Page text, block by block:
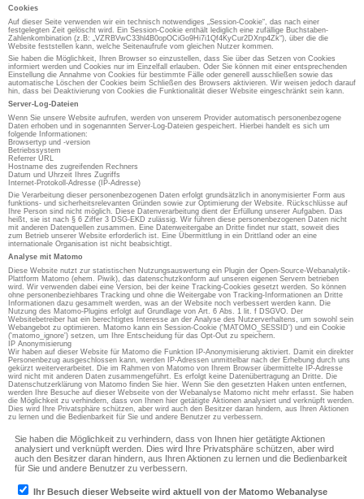
Cookies
Auf dieser Seite verwenden wir ein technisch notwendiges „Session-Cookie“, das nach einer
festgelegten Zeit gelöscht wird. Ein Session-Cookie enthält lediglich eine zufällige Buchstaben-
Zahlenkombination (z.B: „VZRBVwC33hl4B0opOCiGo9Hi7i1Qf4KyCur2DXnp4Zk“), über die die
Website feststellen kann, welche Seitenaufrufe vom gleichen Nutzer kommen.
Sie haben die Möglichkeit, Ihren Browser so einzustellen, dass Sie über das Setzen von Cookies
informiert werden und Cookies nur im Einzelfall erlauben. Oder Sie können mit einer entsprechenden
Einstellung die Annahme von Cookies für bestimmte Fälle oder generell ausschließen sowie das
automatische Löschen der Cookies beim Schließen des Browsers aktivieren. Wir weisen jedoch darauf
hin, dass bei Deaktivierung von Cookies die Funktionalität dieser Website eingeschränkt sein kann.
Server-Log-Dateien
Wenn Sie unsere Website aufrufen, werden von unserem Provider automatisch personenbezogene
Daten erhoben und in sogenannten Server-Log-Dateien gespeichert. Hierbei handelt es sich um
folgende Informationen:
Browsertyp und -version
Betriebssystem
Referrer URL
Hostname des zugreifenden Rechners
Datum und Uhrzeit Ihres Zugriffs
Internet-Protokoll-Adresse (IP-Adresse)
Die Verarbeitung dieser personenbezogenen Daten erfolgt grundsätzlich in anonymisierter Form aus
funktions- und sicherheitsrelevanten Gründen sowie zur Optimierung der Website. Rückschlüsse auf
Ihre Person sind nicht möglich. Diese Datenverarbeitung dient der Erfüllung unserer Aufgaben. Das
heißt, sie ist nach § 6 Ziffer 3 DSG-EKD zulässig. Wir führen diese personenbezogenen Daten nicht
mit anderen Datenquellen zusammen. Eine Datenweitergabe an Dritte findet nur statt, soweit dies
zum Betrieb unserer Website erforderlich ist. Eine Übermittlung in ein Drittland oder an eine
internationale Organisation ist nicht beabsichtigt.
Analyse mit Matomo
Diese Website nutzt zur statistischen Nutzungsauswertung ein Plugin der Open-Source-Webanalytik-
Plattform Matomo (ehem. Piwik), das datenschutzkonform auf unseren eigenen Servern betrieben
wird. Wir verwenden dabei eine Version, bei der keine Tracking-Cookies gesetzt werden. So können
ohne personenbeziehbares Tracking und ohne die Weitergabe von Tracking-Informationen an Dritte
Informationen dazu gesammelt werden, was an der Website noch verbessert werden kann. Die
Nutzung des Matomo-Plugins erfolgt auf Grundlage von Art. 6 Abs. 1 lit. f DSGVO. Der
Websitebetreiber hat ein berechtigtes Interesse an der Analyse des Nutzerverhaltens, um sowohl sein
Webangebot zu optimieren. Matomo kann ein Session-Cookie ('MATOMO_SESSID') und ein Cookie
('matomo_ignore') setzen, um Ihre Entscheidung für das Opt-Out zu speichern.
IP Anonymisierung
Wir haben auf dieser Website für Matomo die Funktion IP-Anonymisierung aktiviert. Damit ein direkter
Personenbezug ausgeschlossen kann, werden IP-Adressen unmittelbar nach der Erhebung durch uns
gekürzt weiterverarbeitet. Die im Rahmen von Matomo von Ihrem Browser übermittelte IP-Adresse
wird nicht mit anderen Daten zusammengeführt. Es erfolgt keine Datenübertragung an Dritte. Die
Datenschutzerklärung von Matomo finden Sie hier. Wenn Sie den gesetzten Haken unten entfernen,
werden Ihre Besuche auf dieser Webseite von der Webanalyse Matomo nicht mehr erfasst. Sie haben
die Möglichkeit zu verhindern, dass von Ihnen hier getätigte Aktionen analysiert und verknüpft werden.
Dies wird Ihre Privatsphäre schützen, aber wird auch den Besitzer daran hindern, aus Ihren Aktionen
zu lernen und die Bedienbarkeit für Sie und andere Benutzer zu verbessern.